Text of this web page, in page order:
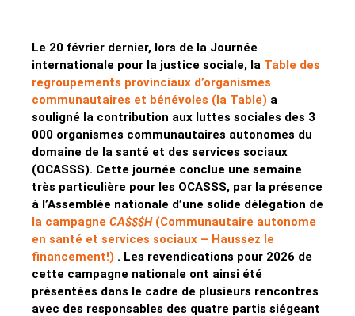
Le 20 février dernier, lors de la Journée
internationale pour la justice sociale, la Table des
regroupements provinciaux d’organismes
communautaires et bénévoles (la Table) a
souligné la contribution aux luttes sociales des 3
000 organismes communautaires autonomes du
domaine de la santé et des services sociaux
(OCASSS). Cette journée conclue une semaine
très particulière pour les OCASSS, par la présence
à l’Assemblée nationale d’une solide délégation de
la campagne CA$$$H(Communautaire autonome
en santé et services sociaux – Haussez le
financement!) . Les revendications pour 2026 de
cette campagne nationale ont ainsi été
présentées dans le cadre de plusieurs rencontres
avec des responsables des quatre partis siégeant